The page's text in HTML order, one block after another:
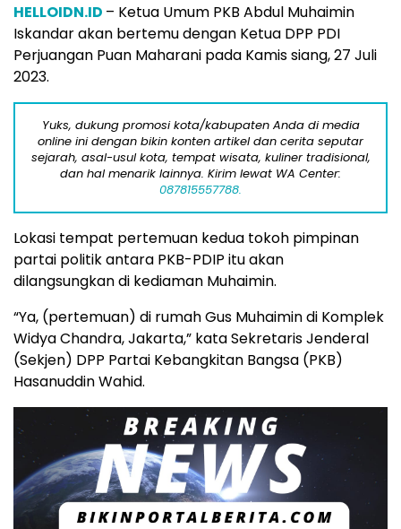
HELLOIDN.ID – Ketua Umum PKB Abdul Muhaimin
Iskandar akan bertemu dengan Ketua DPP PDI
Perjuangan Puan Maharani pada Kamis siang, 27 Juli
2023.
Yuks, dukung promosi kota/kabupaten Anda di media
online ini dengan bikin konten artikel dan cerita seputar
sejarah, asal-usul kota, tempat wisata, kuliner tradisional,
dan hal menarik lainnya. Kirim lewat WA Center:
087815557788.
Lokasi tempat pertemuan kedua tokoh pimpinan
partai politik antara PKB-PDIP itu akan
dilangsungkan di kediaman Muhaimin.
“Ya, (pertemuan) di rumah Gus Muhaimin di Komplek
Widya Chandra, Jakarta,” kata Sekretaris Jenderal
(Sekjen) DPP Partai Kebangkitan Bangsa (PKB)
Hasanuddin Wahid.